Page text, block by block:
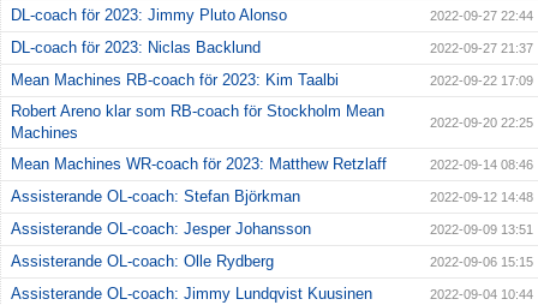
DL-coach för 2023: Jimmy Pluto Alonso 2022-09-27 22:44
DL-coach för 2023: Niclas Backlund 2022-09-27 21:37
Mean Machines RB-coach för 2023: Kim Taalbi 2022-09-22 17:09
Robert Areno klar som RB-coach för Stockholm Mean
Machines
2022-09-20 22:25
Mean Machines WR-coach för 2023: Matthew Retzlaff 2022-09-14 08:46
Assisterande OL-coach: Stefan Björkman 2022-09-12 14:48
Assisterande OL-coach: Jesper Johansson 2022-09-09 13:51
Assisterande OL-coach: Olle Rydberg 2022-09-06 15:15
Assisterande OL-coach: Jimmy Lundqvist Kuusinen 2022-09-04 10:44